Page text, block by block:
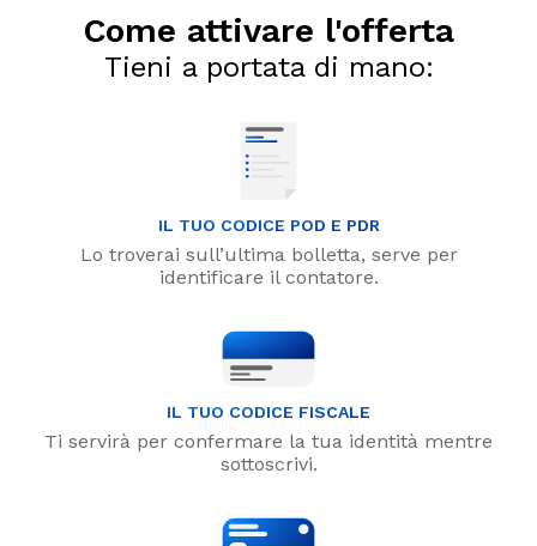
Come attivare l'offerta
Tieni a portata di mano:
IL TUO CODICE POD E PDR
Lo troverai sull’ultima bolletta, serve per
identificare il contatore.
IL TUO CODICE FISCALE
Ti servirà per confermare la tua identità mentre
sottoscrivi.